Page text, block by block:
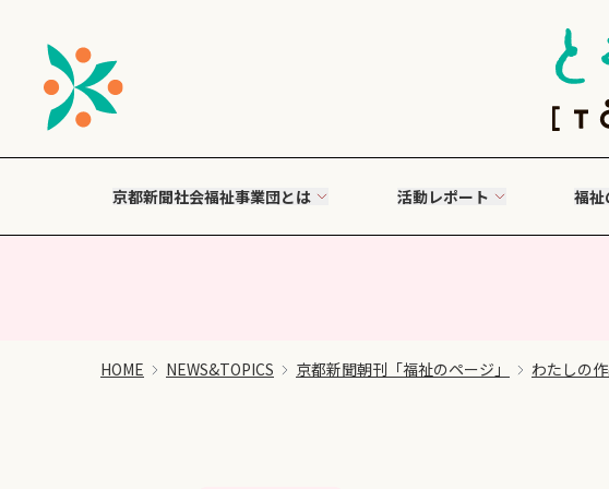
京都新聞社会福祉事業団とは 活動レポート 福祉
HOME NEWS&TOPICS 京都新聞朝刊「福祉のページ」 わたしの